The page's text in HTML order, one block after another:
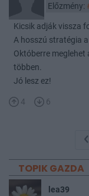
Előzmény:
Kicsik adják vissza
A hosszú stratégia
Októberre
többen.
Jó lesz ez!
4 6
TOPIK GAZDA
lea39